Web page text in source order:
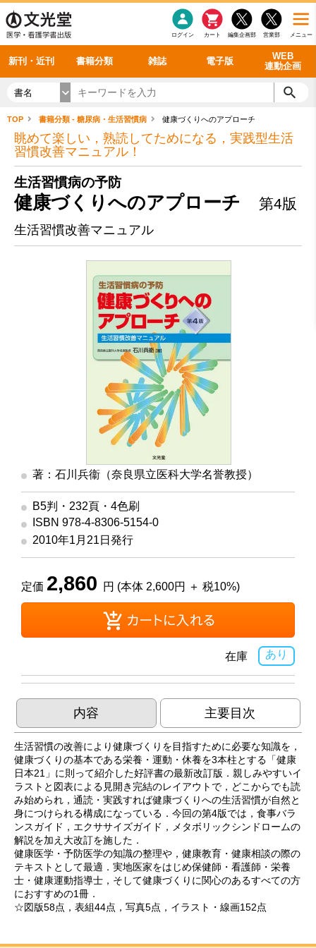
メニュー
営業部
編集企画部
カート
ログイン
新刊・近刊 書籍分類 雑誌 電子版
WEB
連動企画
感染症 老年医学
看護・介護
呼吸器
循環器
シリーズ一覧
雑誌投稿規定
理学療法
雑誌案内・年間購読 最新号 バックナンバー
電子書籍
電子雑誌
書籍「データに基づく臨床動作分析」WEB動画
書籍「眼手術学」WEB動画
書籍「神経症候学 II 改訂第二版」 WEB動画
新刊一覧
今後の発行予定
書名
TOP 書籍分類 - 糖尿病・生活習慣病 健康づくりへのアプローチ
眺めて楽しい，熟読してためになる，実践型生活
習慣改善マニュアル！
生活習慣病の予防
健康づくりへのアプローチ 第4版
生活習慣改善マニュアル
著：石川兵衞（奈良県立医科大学名誉教授）
B5判・232頁・4色刷
ISBN 978-4-8306-5154-0
2010年1月21日発行
定価 2,860 円 (本体 2,600円 ＋ 税10%)
あり
在庫
内容 主要目次
生活習慣の改善により健康づくりを目指すために必要な知識を，
健康づくりの基本である栄養・運動・休養を3本柱とする「健康
日本21」に則って紹介した好評書の最新改訂版．親しみやすいイ
ラストと図表による見開き完結のレイアウトで，どこからでも読
み始められ，通読・実践すれば健康づくりへの生活習慣が自然と
身につけられる構成になっている．今回の第4版では，食事バラ
ンスガイド，エクササイズガイド，メタボリックシンドロームの
解説を加え大改訂を施した．
健康医学・予防医学の知識の整理や，健康教育・健康相談の際の
テキストとして最適．実地医家をはじめ保健師・看護師・栄養
士・健康運動指導士，そして健康づくりに関心のあるすべての方
におすすめの1冊．
☆図版58点，表組44点，写真5点，イラスト・線画152点